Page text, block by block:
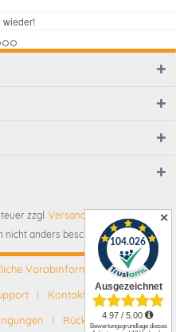
✕
zzgl. Versandkosten
nicht anders beschrieben
Vorabinformationen
Kontakt
Rückgabe